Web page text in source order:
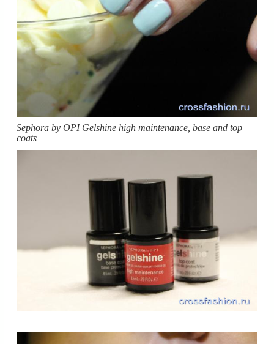
Sephora by OPI Gelshine high maintenance, base and top
coats